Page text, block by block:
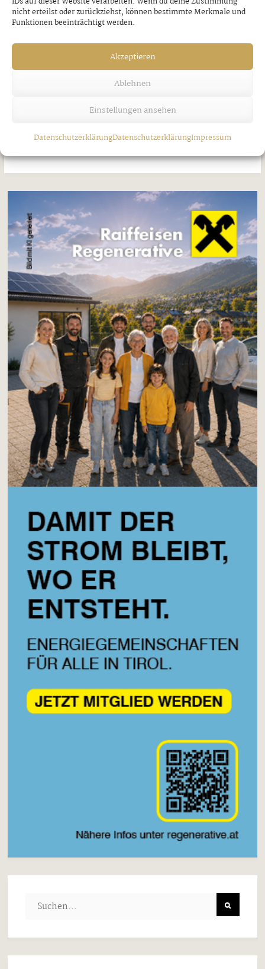
nicht erteilst oder zurückziehst, können bestimmte Merkmale und
Funktionen beeinträchtigt werden.
Akzeptieren
Ablehnen
Einstellungen ansehen
DatenschutzerklärungDatenschutzerklärungImpressum